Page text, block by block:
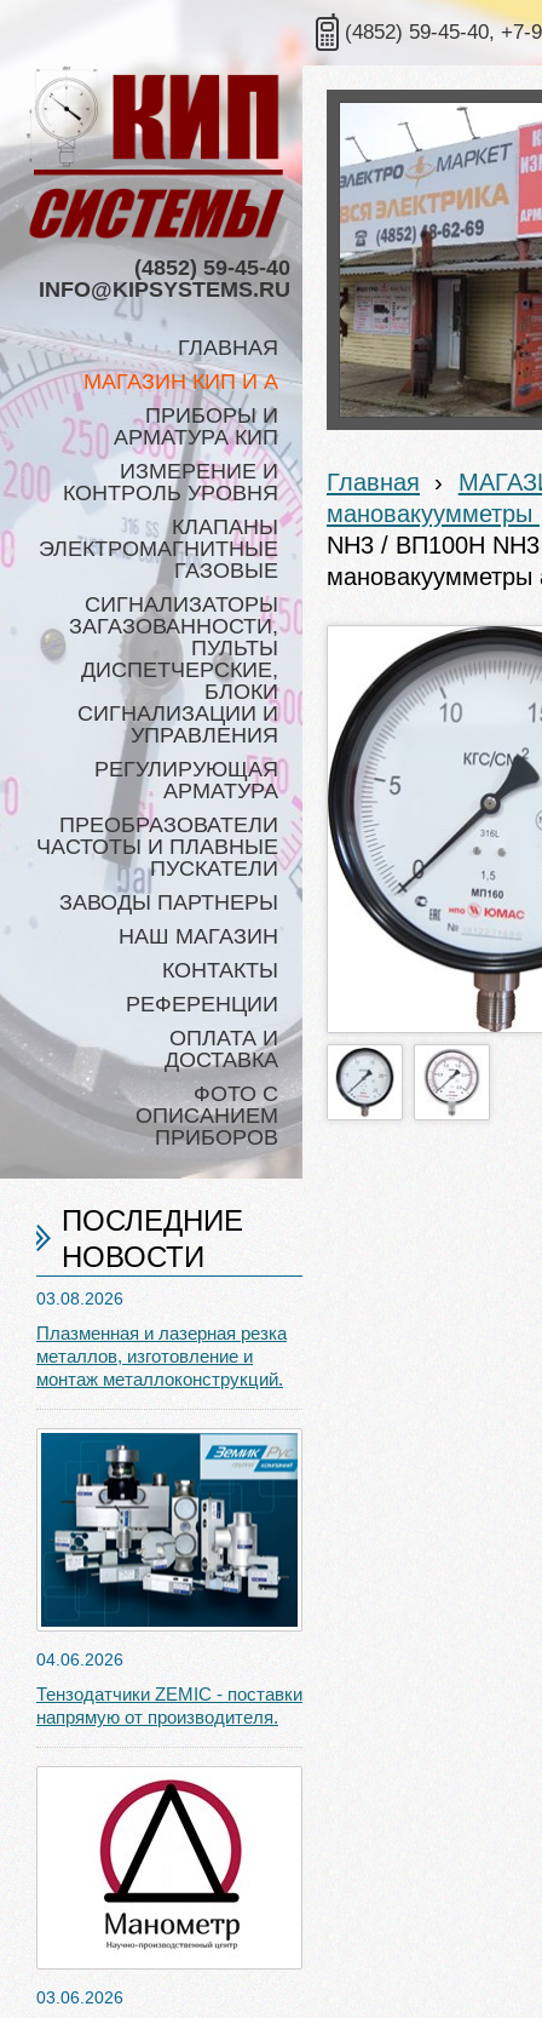
(4852) 59-45-40, +7-
(4852) 59-45-40
INFO@KIPSYSTEMS.RU
ГЛАВНАЯ
МАГАЗИН КИП И А
ПРИБОРЫ И
АРМАТУРА КИП
ИЗМЕРЕНИЕ И
КОНТРОЛЬ УРОВНЯ
КЛАПАНЫ
ЭЛЕКТРОМАГНИТНЫЕ
ГАЗОВЫЕ
СИГНАЛИЗАТОРЫ
ЗАГАЗОВАННОСТИ,
ПУЛЬТЫ
ДИСПЕТЧЕРСКИЕ,
БЛОКИ
СИГНАЛИЗАЦИИ И
УПРАВЛЕНИЯ
РЕГУЛИРУЮЩАЯ
АРМАТУРА
ПРЕОБРАЗОВАТЕЛИ
ЧАСТОТЫ И ПЛАВНЫЕ
ПУСКАТЕЛИ
ЗАВОДЫ ПАРТНЕРЫ
НАШ МАГАЗИН
КОНТАКТЫ
РЕФЕРЕНЦИИ
ОПЛАТА И
ДОСТАВКА
ФОТО С
ОПИСАНИЕМ
ПРИБОРОВ
ПОСЛЕДНИЕ
НОВОСТИ
03.08.2026
Плазменная и лазерная резка
металлов, изготовление и
монтаж металлоконструкций.
04.06.2026
Тензодатчики ZEMIC - поставки
напрямую от производителя.
03.06.2026
Главная ›
мановакуумметры
NH3 / ВП100Н